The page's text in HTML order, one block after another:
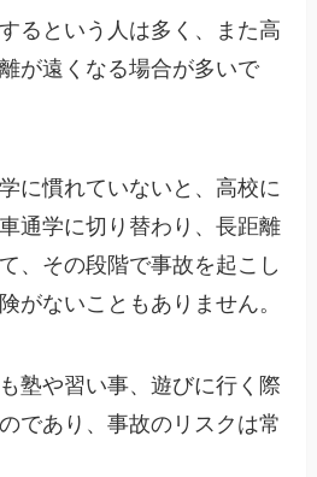
るという人は多く、また高
が遠くなる場合が多いで
に慣れていないと、高校に
通学に切り替わり、長距離
、その段階で事故を起こし
がないこともありません。
塾や習い事、遊びに行く際
であり、事故のリスクは常